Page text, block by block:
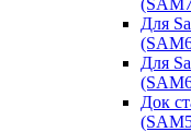
Для
Для
Док